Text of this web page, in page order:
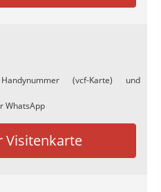
(vcf-Karte) und
WhatsApp
Visitenkarte